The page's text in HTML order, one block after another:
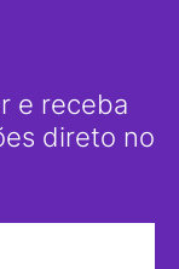
e receba
direto no